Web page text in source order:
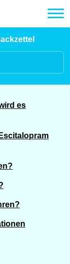
es